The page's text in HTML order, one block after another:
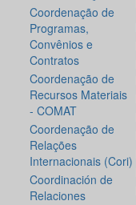
Coordenação de
Programas,
Convênios e
Contratos
Coordenação de
Recursos Materiais
- COMAT
Coordenação de
Relações
Internacionais (Cori)
Coordinación de
Relaciones